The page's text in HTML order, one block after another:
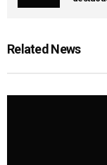
Related News